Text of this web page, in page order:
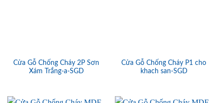
Cửa Gỗ Chống Cháy 2P Sơn
Xám Trắng-a-SGD
Cửa Gỗ Chống Cháy P1 cho
khach san-SGD